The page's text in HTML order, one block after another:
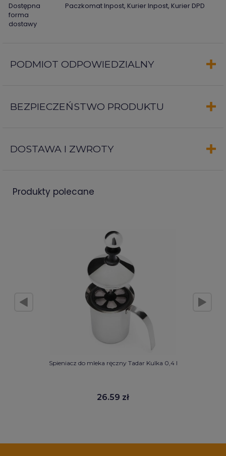
Dostępna
forma
dostawy
Paczkomat Inpost, Kurier Inpost, Kurier DPD
PODMIOT ODPOWIEDZIALNY
BEZPIECZEŃSTWO PRODUKTU
DOSTAWA I ZWROTY
produkty polecane
Spieniacz do mleka ręczny Tadar Kulka 0,4 l
26.59 zł